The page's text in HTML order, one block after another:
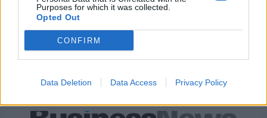
Purposes for which it was collected.
Opted Out
CONFIRM
Data Deletion Data Access Privacy Policy
Νέο Audi A2 e-tron με στόχο την κορυφή της αποδοτικότητας
Ευρωμπάσκετ (live stream)
Θεσσαλονίκη ο Τρινκέρι